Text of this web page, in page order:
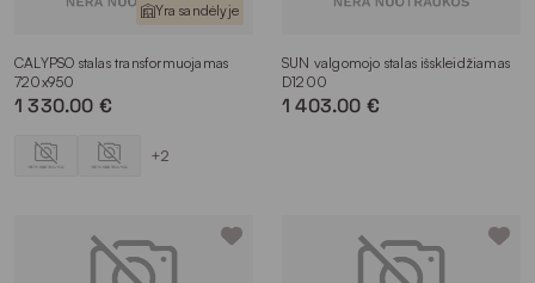
Yra sandėlyje
CALYPSO stalas transformuojamas
720x950
1 330.00 €
+2
SUN valgomojo stalas išskleidžiamas
D1200
1 403.00 €